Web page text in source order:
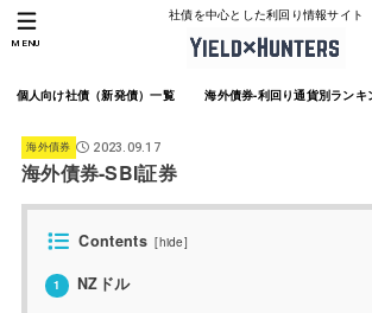
社債を中心とした利回り情報サイト
個人向け社債（新発債）一覧 海外債券-利回り通貨別ランキ
MENU
海外債券 2023.09.17
海外債券-SBI証券
Contents [hide]
1 NZドル